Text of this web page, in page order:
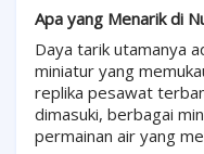
Apa yang Menarik di
Daya tarik utamanya
miniatur yang
replika pesawat
dimasuki, berbagai
permainan air yang